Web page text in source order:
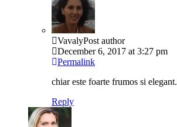
VavalyPost author
December 6, 2017 at 3:27 pm
Permalink
chiar este foarte frumos si elegant.
Reply